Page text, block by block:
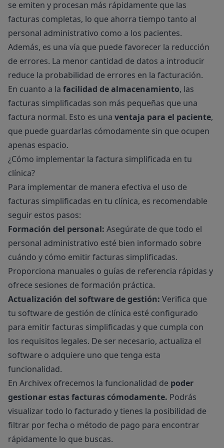
se emiten y procesan más rápidamente que las
facturas completas, lo que ahorra tiempo tanto al
personal administrativo como a los pacientes.
Además, es una vía que puede favorecer la reducción
de errores. La menor cantidad de datos a introducir
reduce la probabilidad de errores en la facturación.
En cuanto a la facilidad de almacenamiento, las
facturas simplificadas son más pequeñas que una
factura normal. Esto es una ventaja para el paciente,
que puede guardarlas cómodamente sin que ocupen
apenas espacio.
¿Cómo implementar la factura simplificada en tu
clínica?
Para implementar de manera efectiva el uso de
facturas simplificadas en tu clínica, es recomendable
seguir estos pasos:
Formación del personal: Asegúrate de que todo el
personal administrativo esté bien informado sobre
cuándo y cómo emitir facturas simplificadas.
Proporciona manuales o guías de referencia rápidas y
ofrece sesiones de formación práctica.
Actualización del software de gestión: Verifica que
tu software de gestión de clínica esté configurado
para emitir facturas simplificadas y que cumpla con
los requisitos legales. De ser necesario, actualiza el
software o adquiere uno que tenga esta
funcionalidad.
En Archivex ofrecemos la funcionalidad de poder
gestionar estas facturas cómodamente. Podrás
visualizar todo lo facturado y tienes la posibilidad de
filtrar por fecha o método de pago para encontrar
rápidamente lo que buscas.